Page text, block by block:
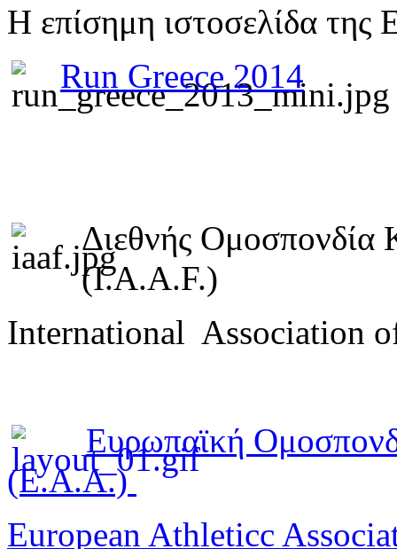
Η επίσημη ιστοσελίδα της
Run Greece 2014
Διεθνής Ομοσπονδία
(I.A.A.F.)
International Association
Ευρωπαϊκή
(E.A.A.)
European Athleticc